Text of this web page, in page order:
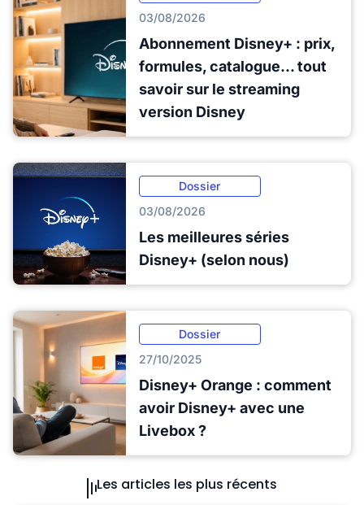
03/08/2026
Abonnement Disney+ : prix,
formules, catalogue... tout
savoir sur le streaming
version Disney
Dossier
03/08/2026
Les meilleures séries
Disney+ (selon nous)
Dossier
27/10/2025
Disney+ Orange : comment
avoir Disney+ avec une
Livebox ?
Les articles les plus récents